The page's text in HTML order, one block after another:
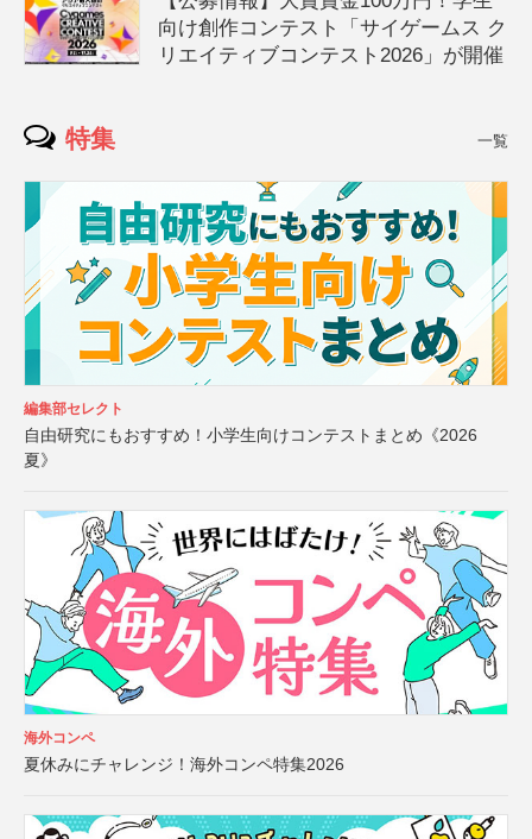
向け創作コンテスト「サイゲームス ク
リエイティブコンテスト2026」が開催
特集 一覧
編集部セレクト
自由研究にもおすすめ！小学生向けコンテストまとめ《2026
夏》
海外コンペ
夏休みにチャレンジ！海外コンペ特集2026